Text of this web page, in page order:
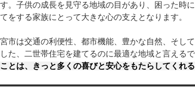
。子供の成長を見守る地域の目があり、困った時
をする家族にとって大きな心の支えとなります。
市は交通の利便性、都市機能、豊かな自然、そし
た、二世帯住宅を建てるのに最適な地域と言えるで
とは、きっと多くの喜びと安心をもたらしてくれる